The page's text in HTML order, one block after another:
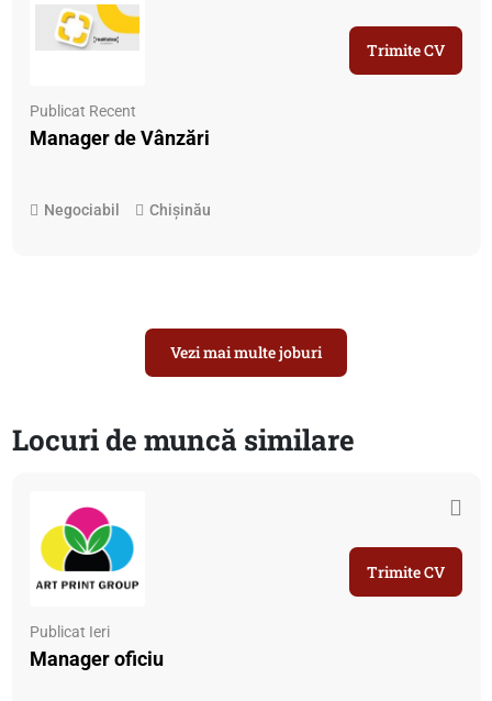
Publicat Recent
Manager de Vânzări
Negociabil Chișinău
Trimite CV
Vezi mai multe joburi
Locuri de muncă similare
Publicat Ieri
Manager oficiu
Trimite CV